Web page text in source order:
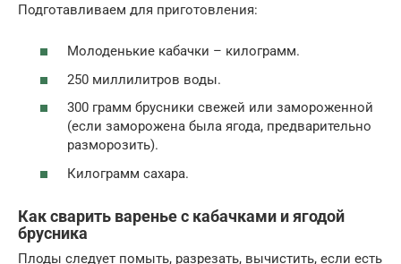
Подготавливаем для приготовления:
Молоденькие кабачки – килограмм.
250 миллилитров воды.
300 грамм брусники свежей или замороженной
(если заморожена была ягода, предварительно
разморозить).
Килограмм сахара.
Как сварить варенье с кабачками и ягодой
брусника
Плоды следует помыть, разрезать, вычистить, если есть